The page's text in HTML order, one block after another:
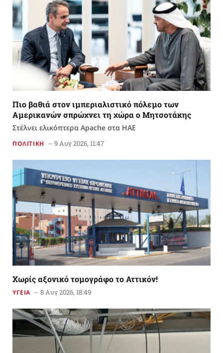
Πιο βαθιά στον ιμπεριαλιστικό πόλεμο των
Αμερικανών σπρώχνει τη χώρα ο Μητσοτάκης
Στέλνει ελικόπτερα Apache στα ΗΑΕ
ΠΟΛΙΤΙΚΗ 9 Αυγ 2026, 11:47
Χωρίς αξονικό τομογράφο το Αττικόν!
ΥΓΕΙΑ 8 Αυγ 2026, 18:49